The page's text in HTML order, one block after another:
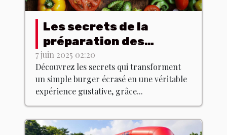
Les secrets de la
préparation des
burgers écrasés avec
des produits du terroir
7 juin 2025 02:20
Découvrez les secrets qui transforment
un simple burger écrasé en une véritable
expérience gustative, grâce...